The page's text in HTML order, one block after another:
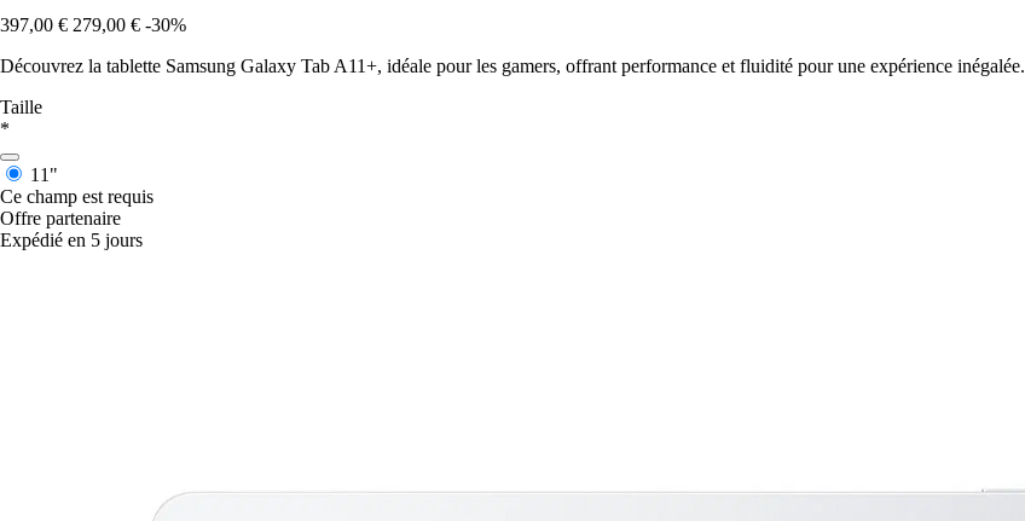
397,00 € 279,00 € -30%
Découvrez la tablette Samsung Galaxy Tab A11+, idéale pour les gamers, offrant performance et fluidité pour une expérience inégalée.
Taille
*
11"
Ce champ est requis
Offre partenaire
Expédié en 5 jours